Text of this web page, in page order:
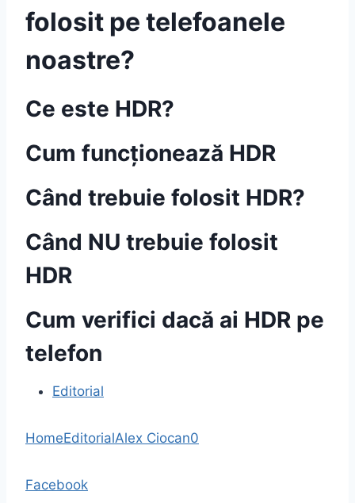
folosit pe telefoanele
noastre?
Ce este HDR?
Cum funcționează HDR
Când trebuie folosit HDR?
Când NU trebuie folosit
HDR
Cum verifici dacă ai HDR pe
telefon
Editorial
HomeEditorialAlex Ciocan0
Facebook